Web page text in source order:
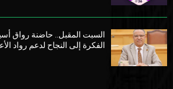
السبت المقبل.. حاضنة رواق
الفكرة إلى النجاح لدعم رواد